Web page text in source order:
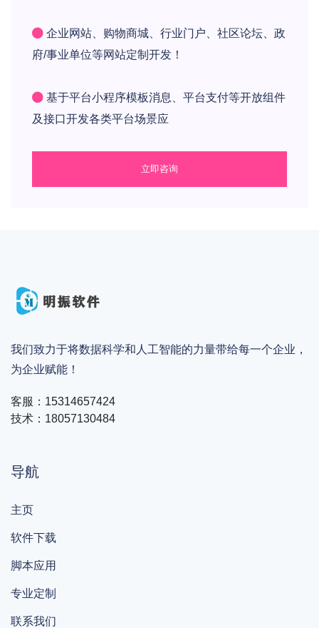
企业网站、购物商城、行业门户、社区论坛、政
府/事业单位等网站定制开发！
基于平台小程序模板消息、平台支付等开放组件
及接口开发各类平台场景应
立即咨询
我们致力于将数据科学和人工智能的力量带给每一个企业，
为企业赋能！
客服：15314657424
技术：18057130484
导航
主页
软件下载
脚本应用
专业定制
联系我们